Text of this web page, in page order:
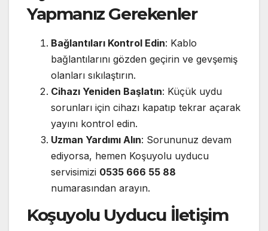
Yapmanız Gerekenler
Bağlantıları Kontrol Edin: Kablo
bağlantılarını gözden geçirin ve gevşemiş
olanları sıkılaştırın.
Cihazı Yeniden Başlatın: Küçük uydu
sorunları için cihazı kapatıp tekrar açarak
yayını kontrol edin.
Uzman Yardımı Alın: Sorununuz devam
ediyorsa, hemen Koşuyolu uyducu
servisimizi 0535 666 55 88
numarasından arayın.
Koşuyolu Uyducu İletişim